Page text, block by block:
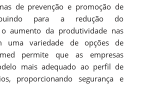
de prevenção e promoção de
para a redução do
aumento da produtividade nas
uma variedade de opções de
permite que as empresas
mais adequado ao perfil de
proporcionando segurança e